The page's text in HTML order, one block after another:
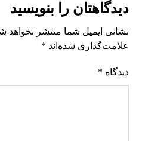
دیدگاهتان را بنویسید
نشانی ایمیل شما منتشر نخواهد
علامت‌گذاری شده‌اند *
دیدگاه *